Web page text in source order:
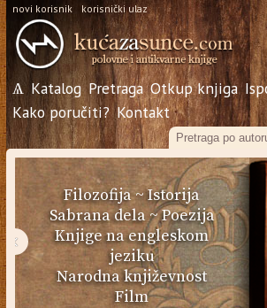
novi korisnik korisnički ulaz
Ѧ Katalog Pretraga Otkup knjiga
Kako poručiti? Kontakt
Filozofija~Istorija
Sabrana dela~Poezija
Knjige na engleskom
jeziku
Narodna književnost
Film
‹